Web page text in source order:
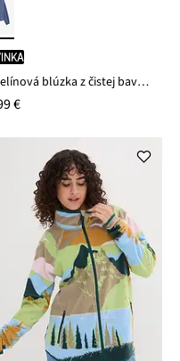
Mušelínová blúzka z čistej bavlny
€